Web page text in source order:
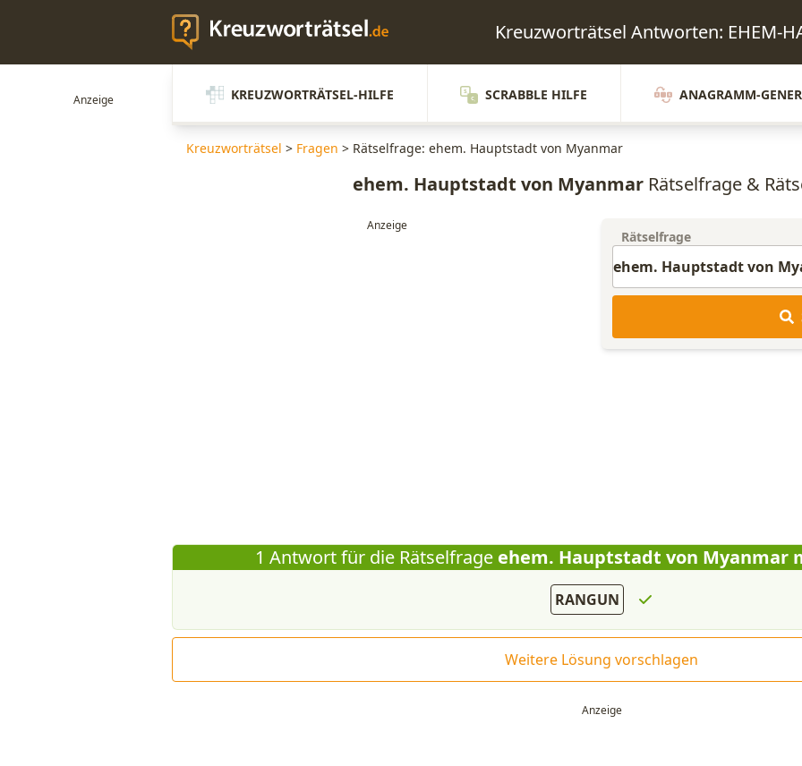
Kreuzworträtsel Antworten: EHEM-
KREUZWORTRÄTSEL-HILFE SCRABBLE HILFE ANAGRAMM-
Kreuzworträtsel > Fragen > Rätselfrage: ehem. Hauptstadt von Myanmar
ehem. Hauptstadt von Myanmar Rätselfrage &
Rätselfrage
1 Antwort für die Rätselfrageehem. Hauptstadt von Myanmar
RANGUN
Weitere Lösung vorschlagen